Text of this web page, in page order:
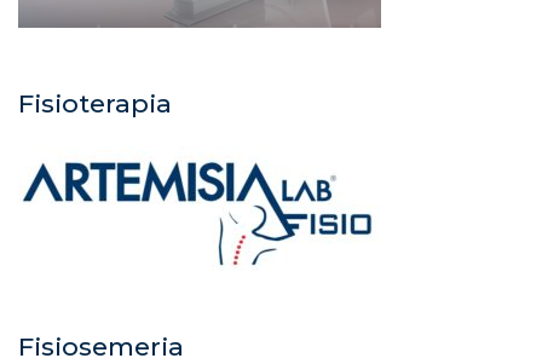
Fisioterapia
Fisiosemeria